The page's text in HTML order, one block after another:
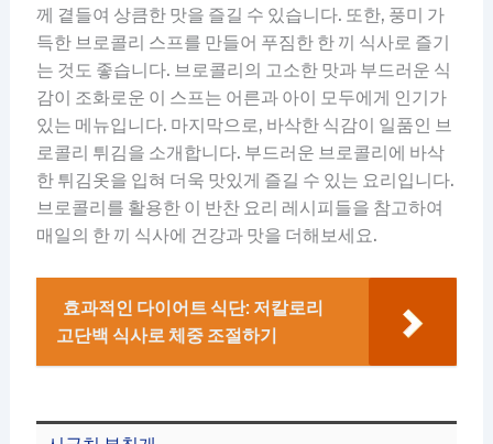
께 곁들여 상큼한 맛을 즐길 수 있습니다. 또한, 풍미 가
득한 브로콜리 스프를 만들어 푸짐한 한 끼 식사로 즐기
는 것도 좋습니다. 브로콜리의 고소한 맛과 부드러운 식
감이 조화로운 이 스프는 어른과 아이 모두에게 인기가
있는 메뉴입니다. 마지막으로, 바삭한 식감이 일품인 브
로콜리 튀김을 소개합니다. 부드러운 브로콜리에 바삭
한 튀김옷을 입혀 더욱 맛있게 즐길 수 있는 요리입니다.
브로콜리를 활용한 이 반찬 요리 레시피들을 참고하여
매일의 한 끼 식사에 건강과 맛을 더해보세요.
효과적인 다이어트 식단: 저칼로리
고단백 식사로 체중 조절하기